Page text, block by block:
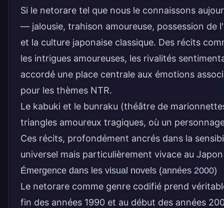
Si le netorare tel que nous le connaissons
— jalousie, trahison amoureuse, possession
et la culture japonaise classique. Des récits
les intrigues amoureuses, les rivalités
accordé une place centrale aux émotions
pour les thèmes NTR.
Le kabuki et le bunraku (théâtre de
triangles amoureux tragiques, où un
Ces récits, profondément ancrés dans la
universel mais particulièrement vivace au
Émergence dans les visual novels (années 2000)
Le netorare comme genre codifié prend
fin des années 1990 et au début des années